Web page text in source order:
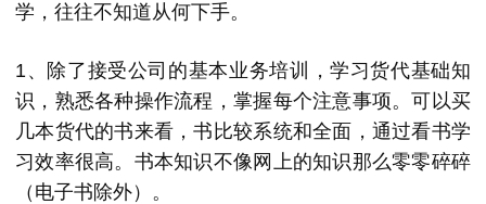
学，往往不知道从何下手。
1、除了接受公司的基本业务培训，学习货代基础知
识，熟悉各种操作流程，掌握每个注意事项。可以买
几本货代的书来看，书比较系统和全面，通过看书学
习效率很高。书本知识不像网上的知识那么零零碎碎
（电子书除外）。